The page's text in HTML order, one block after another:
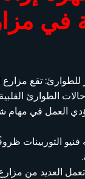
في
للطوارئ: تقع
الطوارئ
العمل في مهام
التوربينات
تعمل العديد من